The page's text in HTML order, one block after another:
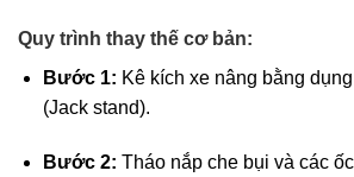
Quy trình thay thế cơ bản:
Bước 1: Kê kích xe nâng bằng
(Jack stand).
Bước 2: Tháo nắp che bụi và các